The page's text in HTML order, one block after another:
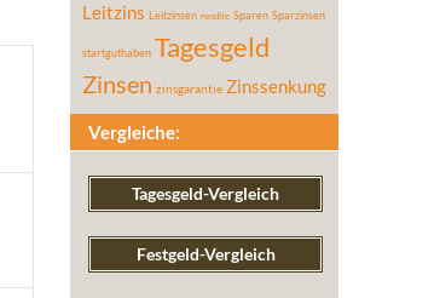
Leitzins Leitzinsen rendite Sparen Sparzinsen
startguthaben Tagesgeld
Zinsen zinsgarantie Zinssenkung
Vergleiche:
Tagesgeld-Vergleich
Festgeld-Vergleich